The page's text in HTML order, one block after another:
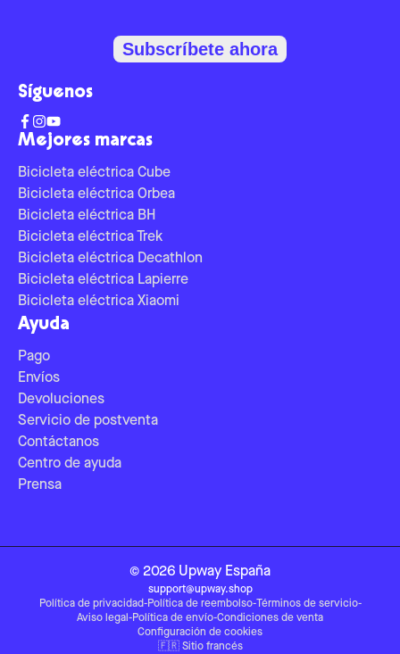
Mejores marcas
Bicicleta eléctrica Cube
Bicicleta eléctrica Orbea
Bicicleta eléctrica BH
Bicicleta eléctrica Trek
Bicicleta eléctrica Decathlon
Bicicleta eléctrica Lapierre
Bicicleta eléctrica Xiaomi
Ayuda
Pago
Envíos
Devoluciones
Servicio de postventa
Contáctanos
Centro de ayuda
Prensa
Subscríbete ahora
Síguenos
© 2026 Upway España
support@upway.shop
Política de privacidad-Política de reembolso-Términos de servicio-
Aviso legal -Política de envío-Condiciones de venta
Configuración de cookies
🇫🇷 Sitio francés